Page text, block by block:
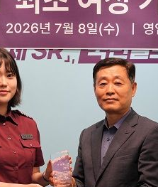
[속보]美, 폴리실리콘 수입 규제…파생제품 15% 관세, 120일 후 발효
령 서명
닥 0.06%↓